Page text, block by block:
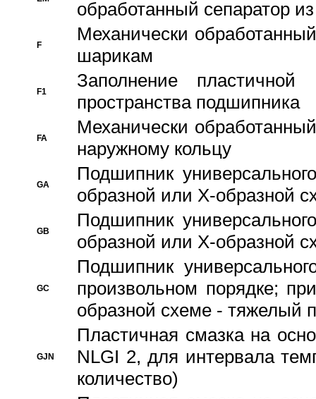
обработанный сепаратор
F
Механически
шарикам
F1
Заполнение
пространства подшипника
FA
Механически
наружному кольцу
GA
Подшипник
образной или Х-образной
GB
Подшипник
образной или Х-образной
GC
Подшипник
произвольном порядке;
образной схеме - тяжелый
GJN
Пластичная смазка на
NLGI 2, для интервала
количество)